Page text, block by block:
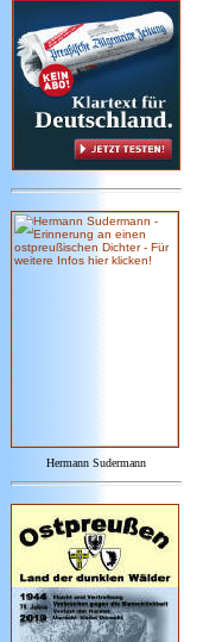
Hermann Sudermann